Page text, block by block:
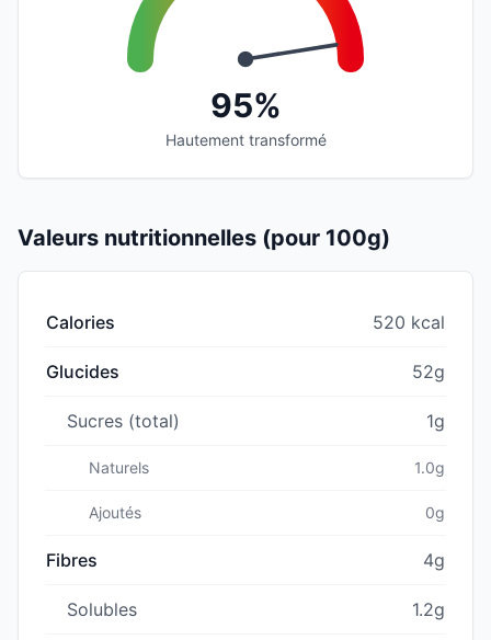
95%
Hautement transformé
Valeurs nutritionnelles (pour 100g)
Calories 520 kcal
Glucides 52g
Sucres (total) 1g
Naturels 1.0g
Ajoutés 0g
Fibres 4g
Solubles 1.2g